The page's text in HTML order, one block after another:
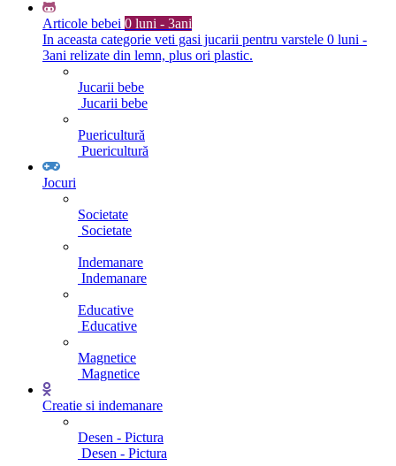
Articole bebei 0 luni - 3ani
In aceasta categorie veti gasi jucarii pentru varstele 0 luni -
3ani relizate din lemn, plus ori plastic.
Jucarii bebe
Jucarii bebe
Puericultură
Puericultură
Jocuri
Societate
Societate
Indemanare
Indemanare
Educative
Educative
Magnetice
Magnetice
Creatie si indemanare
Desen - Pictura
Desen - Pictura